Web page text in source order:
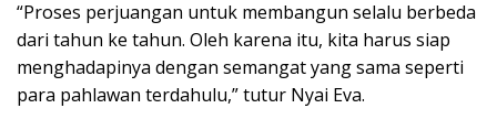
“Proses perjuangan untuk membangun selalu berbeda
dari tahun ke tahun. Oleh karena itu, kita harus siap
menghadapinya dengan semangat yang sama seperti
para pahlawan terdahulu,” tutur Nyai Eva.